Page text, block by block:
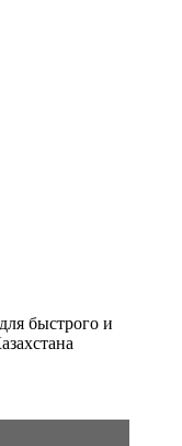
быстрого и